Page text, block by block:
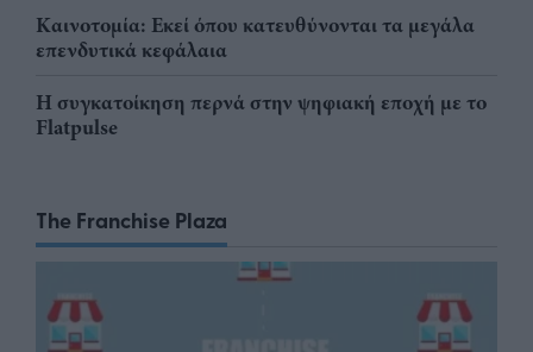
Καινοτομία: Εκεί όπου κατευθύνονται τα μεγάλα
επενδυτικά κεφάλαια
Η συγκατοίκηση περνά στην ψηφιακή εποχή με το
Flatpulse
The Franchise Plaza